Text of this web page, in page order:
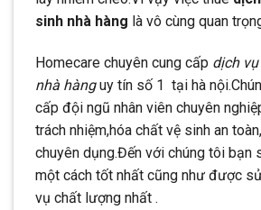
sinh nhà hàng là vô cùng quan
Homecare chuyên cung cấp dịch
nhà hànguy tín số 1 tại hà
cấp đội ngũ nhân viên chuyên
trách nhiệm,hóa chất vệ sinh an
chuyên dụng.Đến với chúng tôi bạn
một cách tốt nhất cũng như được
vụ chất lượng nhất .